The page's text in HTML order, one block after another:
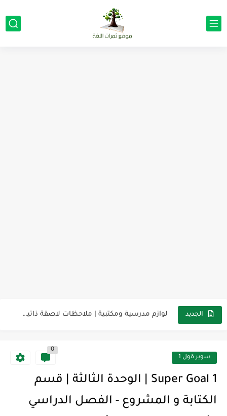
الجديد لوازم مدرسية ومكتبية | ملاحظات لاصقة ذاتية على شكل قلب...
سوبر قول 1
0
Super Goal 1 | الوحدة الثالثة | قسم
الكتابة و المشروع - الفصل الدراسي